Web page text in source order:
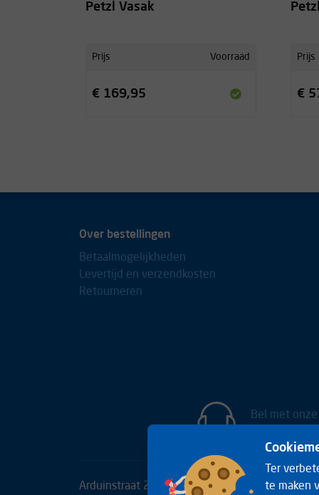
Petzl Vasak
Prijs Voorraad
€ 169,95
Prijs
€
Over bestellingen
Betaalmogelijkheden
Levertijd en verzendkosten
Retourneren
Bel met
Arduinstraat 20 Telefoon: +31(0)85
Ter
te maken